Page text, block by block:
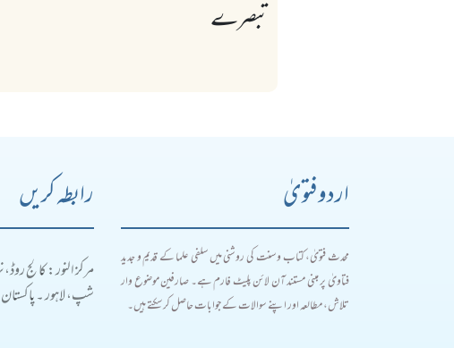
تبصرے
اردو فتویٰ
محدث فتویٰ، کتاب و سنت کی روشنی میں سلفی علما کے قدیم و جدید
فتاویٰ پر مبنی مستند آن لائن پلیٹ فارم ہے۔ صارفین موضوع وار
تلاش، مطالعہ اور اپنے سوالات کے جوابات حاصل کر سکتے ہیں۔
رابطہ کریں
مرکز النور: کالج
شپ، لاہور ۔ پاکستان